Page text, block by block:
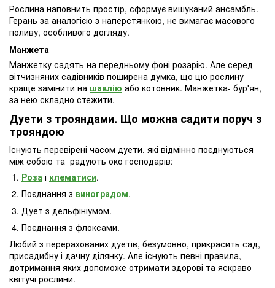
Рослина наповнить простір, сформує вишуканий ансамбль.
Герань за аналогією з наперстянкою, не вимагає масового
поливу, особливого догляду.
Манжета
Манжетку садять на передньому фоні розарію. Але серед
вітчизняних садівників поширена думка, що цю рослину
краще замінити на шавлію або котовник. Манжетка- бур'ян,
за нею складно стежити.
Дуети з трояндами. Що можна садити поруч з
трояндою
Існують перевірені часом дуети, які відмінно поєднуються
між собою та радують око господарів:
Роза і клематиси.
Поєднання з виноградом.
Дует з дельфініумом.
Поєднання з флоксами.
Любий з перерахованих дуетів, безумовно, прикрасить сад,
присадибну і дачну ділянку. Але існують певні правила,
дотримання яких допоможе отримати здорові та яскраво
квітучі рослини.